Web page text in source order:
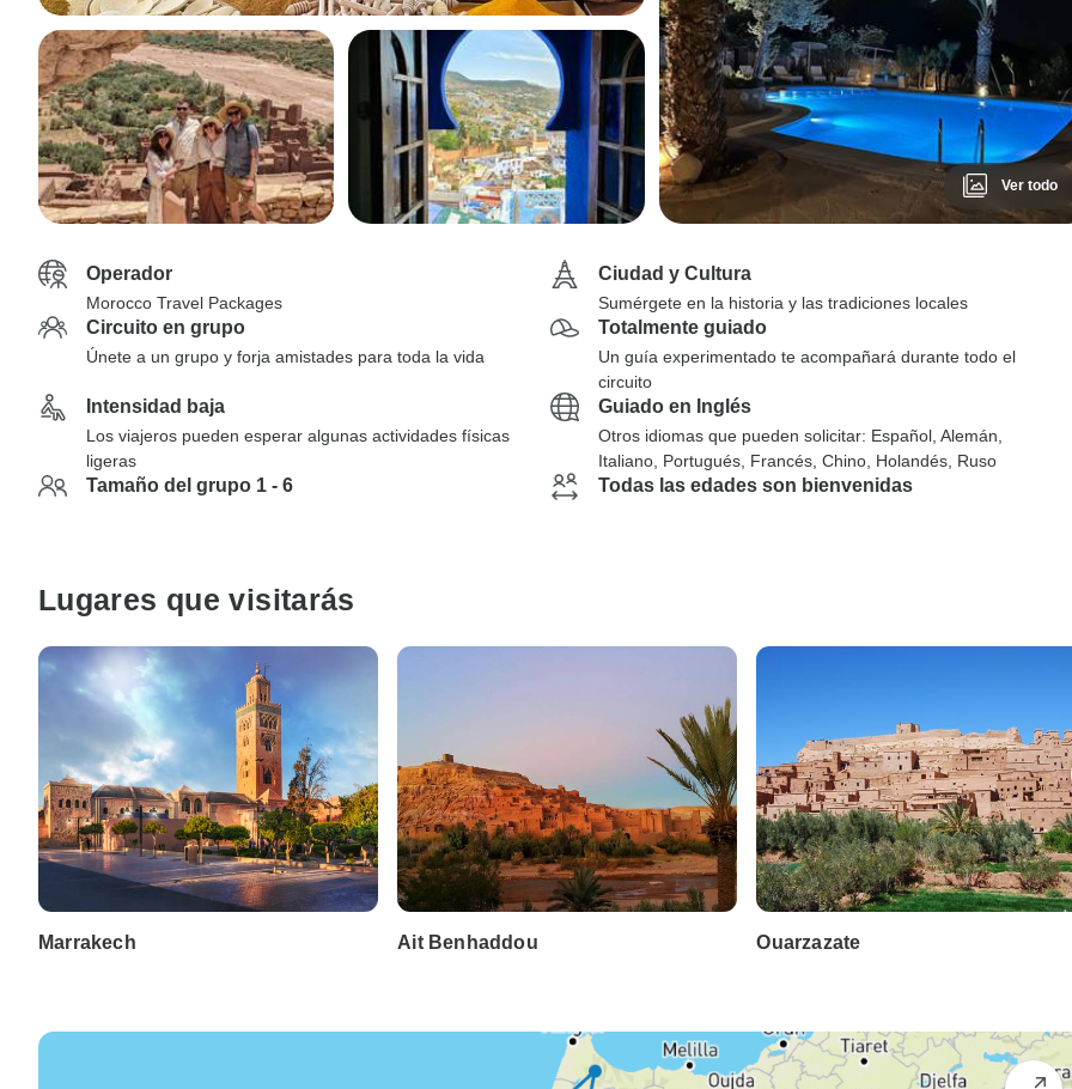
Ver todo
Operador
Morocco Travel Packages
Ciudad y Cultura
Sumérgete en la historia y las tradiciones locales
Circuito en grupo
Únete a un grupo y forja amistades para toda la vida
Totalmente guiado
Un guía experimentado te acompañará durante todo el
circuito
Intensidad baja
Los viajeros pueden esperar algunas actividades físicas
ligeras
Guiado en Inglés
Otros idiomas que pueden solicitar: Español, Alemán,
Italiano, Portugués, Francés, Chino, Holandés, Ruso
Tamaño del grupo 1 - 6 Todas las edades son bienvenidas
Lugares que visitarás
Marrakech Ait Benhaddou Ouarzazate